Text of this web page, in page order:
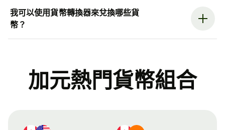
我可以使用貨幣轉換器來兌換哪些貨
幣？
加元熱門貨幣組合